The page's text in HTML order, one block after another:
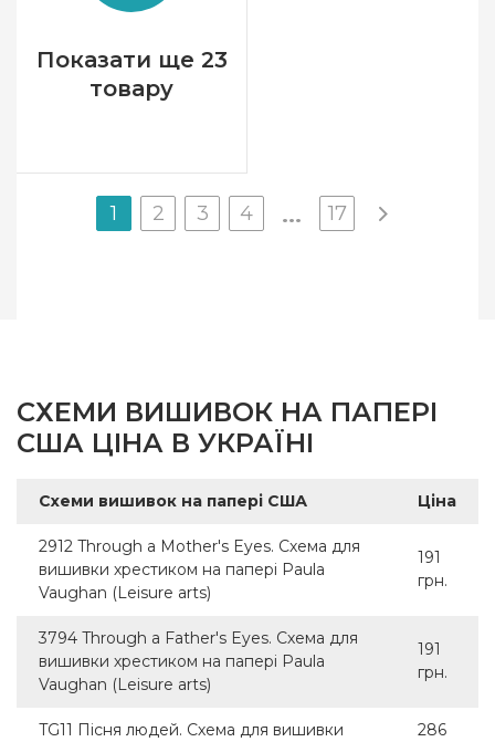
Показати ще 23
товару
1 2 3 4 ... 17
СХЕМИ ВИШИВОК НА ПАПЕРІ
США ЦІНА В УКРАЇНІ
Схеми вишивок на папері США Ціна
2912 Through a Mother's Eyes. Схема для
вишивки хрестиком на папері Paula
Vaughan (Leisure arts)
191
грн.
3794 Through a Father's Eyes. Схема для
вишивки хрестиком на папері Paula
Vaughan (Leisure arts)
191
грн.
TG11 Пісня людей. Схема для вишивки
286